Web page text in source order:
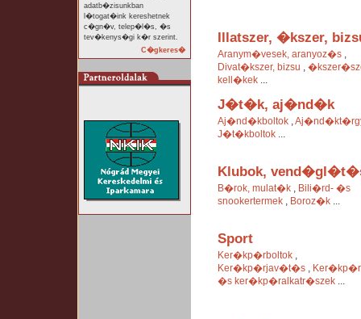
adatb�zisunkban
l�togat�ink kereshetnek
c�gn�v, telep�l�s, �s
tev�kenys�gi k�r szerint.
C�gkeres�
Illatszer, �kszer,
Aranym�vesek, aranyoz�s ,
Divat�kszer, bizsu ,
kell�kek ...
J�t�k, aj�nd�k
Aj�nd�kboltok ,
J�t�kboltok ...
Klubok,
B�rok, mulat�k , Bili�rd- �s
snookertermek , Boroz�k ...
Sport
Ker�kp�rboltok ,
Ker�kp�rjav�t�s ,
�s ker�kp�ralkatr�szek ...